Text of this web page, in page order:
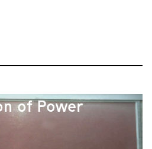
of Power